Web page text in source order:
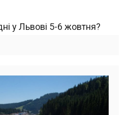
у Львові 5-6 жовтня?